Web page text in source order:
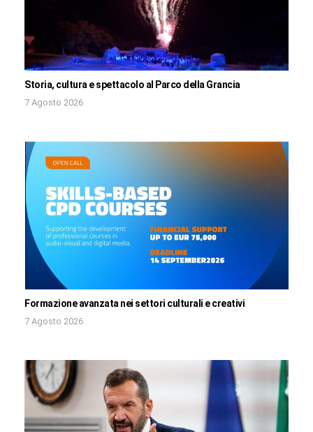
Storia, cultura e spettacolo al Parco della Grancia
7 Agosto 2026
Formazione avanzata nei settori culturali e creativi
7 Agosto 2026